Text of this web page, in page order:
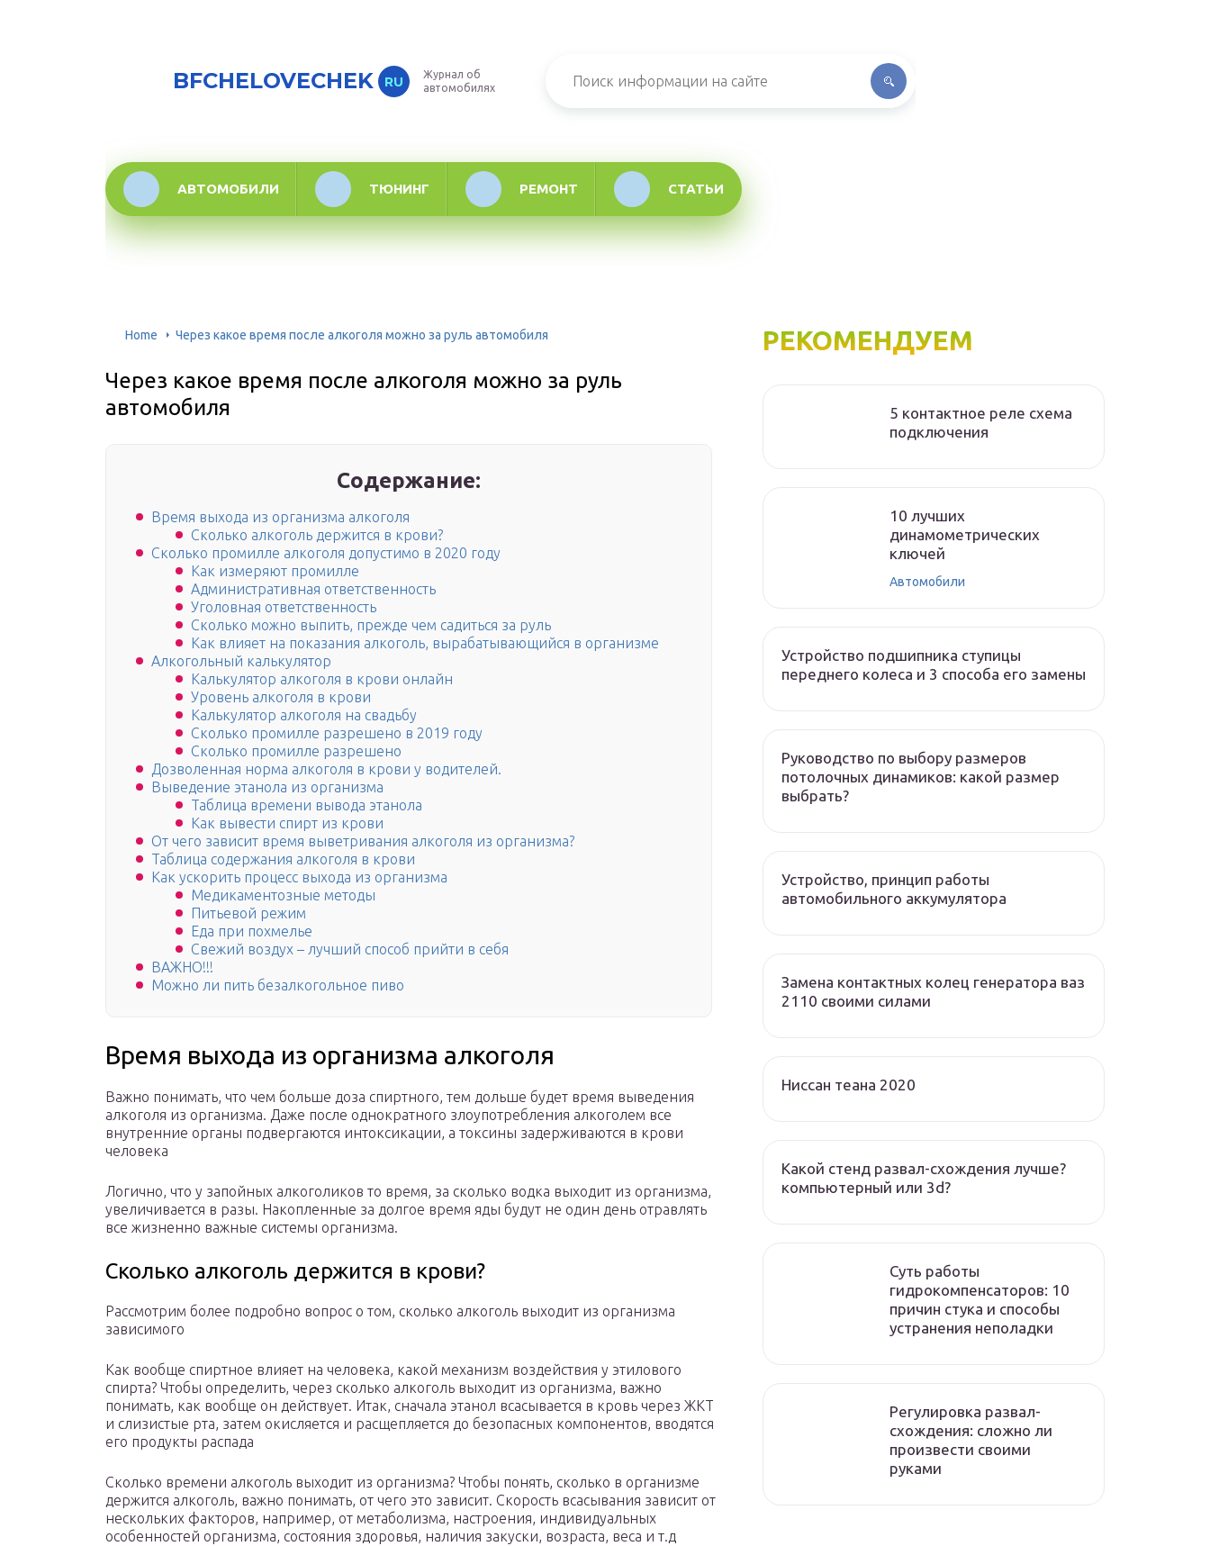
BFCHELOVECHEK RU
Журнал об
автомобилях
АВТОМОБИЛИ ТЮНИНГ РЕМОНТ СТАТЬИ
Home Через какое время после алкоголя можно за руль автомобиля
Через какое время после алкоголя можно за руль
автомобиля
Содержание:
Время выхода из организма алкоголя
Сколько алкоголь держится в крови?
Сколько промилле алкоголя допустимо в 2020 году
Как измеряют промилле
Административная ответственность
Уголовная ответственность
Сколько можно выпить, прежде чем садиться за руль
Как влияет на показания алкоголь, вырабатывающийся в организме
Алкогольный калькулятор
Калькулятор алкоголя в крови онлайн
Уровень алкоголя в крови
Калькулятор алкоголя на свадьбу
Сколько промилле разрешено в 2019 году
Сколько промилле разрешено
Дозволенная норма алкоголя в крови у водителей.
Выведение этанола из организма
Таблица времени вывода этанола
Как вывести спирт из крови
От чего зависит время выветривания алкоголя из организма?
Таблица содержания алкоголя в крови
Как ускорить процесс выхода из организма
Медикаментозные методы
Питьевой режим
Еда при похмелье
Свежий воздух – лучший способ прийти в себя
ВАЖНО!!!
Можно ли пить безалкогольное пиво
Время выхода из организма алкоголя
Важно понимать, что чем больше доза спиртного, тем дольше будет время выведения
алкоголя из организма. Даже после однократного злоупотребления алкоголем все
внутренние органы подвергаются интоксикации, а токсины задерживаются в крови
человека
Логично, что у запойных алкоголиков то время, за сколько водка выходит из организма,
увеличивается в разы. Накопленные за долгое время яды будут не один день отравлять
все жизненно важные системы организма.
Сколько алкоголь держится в крови?
Рассмотрим более подробно вопрос о том, сколько алкоголь выходит из организма
зависимого
Как вообще спиртное влияет на человека, какой механизм воздействия у этилового
спирта? Чтобы определить, через сколько алкоголь выходит из организма, важно
понимать, как вообще он действует. Итак, сначала этанол всасывается в кровь через ЖКТ
и слизистые рта, затем окисляется и расщепляется до безопасных компонентов, вводятся
его продукты распада
Сколько времени алкоголь выходит из организма? Чтобы понять, сколько в организме
держится алкоголь, важно понимать, от чего это зависит. Скорость всасывания зависит от
нескольких факторов, например, от метаболизма, настроения, индивидуальных
особенностей организма, состояния здоровья, наличия закуски, возраста, веса и т.д
РЕКОМЕНДУЕМ
5 контактное реле схема
подключения
10 лучших
динамометрических
ключей
Автомобили
Устройство подшипника ступицы
переднего колеса и 3 способа его замены
Руководство по выбору размеров
потолочных динамиков: какой размер
выбрать?
Устройство, принцип работы
автомобильного аккумулятора
Замена контактных колец генератора ваз
2110 своими силами
Ниссан теана 2020
Какой стенд развал-схождения лучше?
компьютерный или 3d?
Суть работы
гидрокомпенсаторов: 10
причин стука и способы
устранения неполадки
Регулировка развал-
схождения: сложно ли
произвести своими
руками